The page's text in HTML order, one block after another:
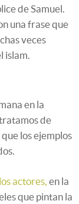
de Samuel.
una frase que
veces
islam.
en la
de
los ejemplos
actores, en la
que pintan la